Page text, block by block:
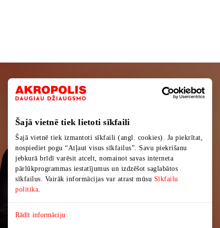
Šajā vietnē tiek lietoti sīkfaili
Šajā vietnē tiek izmantoti sīkfaili (angl. cookies). Ja piekrītat,
nospiediet pogu “Atļaut visus sīkfailus”. Savu piekrišanu
jebkurā brīdī varēsit atcelt, nomainot savas interneta
pārlūkprogrammas iestatījumus un izdzēšot saglabātos
sīkfailus. Vairāk informācijas var atrast mūsu Sīkfailu
politika
Rādīt informāciju
Подписывайтесь на рассылку
Узнайте первыми о лучших предложениях,
мероприятиях и самой свежей информации от
торгового центра AKROPOLIS.